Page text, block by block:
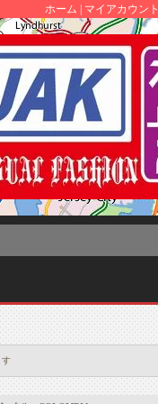
ホーム マイアカウント
す